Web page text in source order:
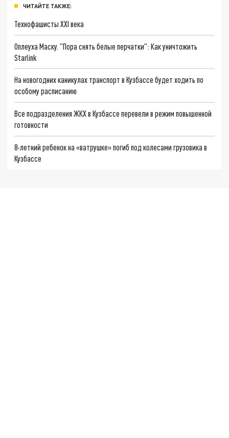
ЧИТАЙТЕ ТАКЖЕ:
Технофашисты XXI века
Оплеуха Маску. "Пора снять белые перчатки": Как уничтожить
Starlink
На новогодних каникулах транспорт в Кузбассе будет ходить по
особому расписанию
Все подразделения ЖКХ в Кузбассе перевели в режим повышенной
готовности
8-летний ребенок на «ватрушке» погиб под колесами грузовика в
Кузбассе